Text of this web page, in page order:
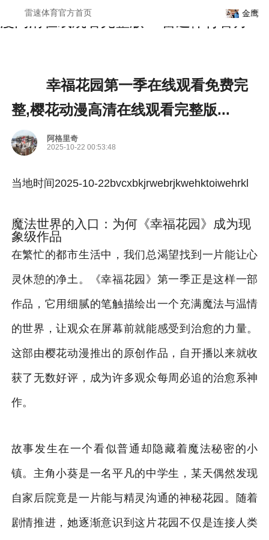
幸福花园第一季在线观看免费完整,樱花动
漫高清在线观看完整版...-雷速体育官方
雷速体育官方首页 金鹰
幸福花园第一季在线观看免费完
整,樱花动漫高清在线观看完整版...
阿格里奇
2025-10-22 00:53:48
当地时间2025-10-22bvcxbkjrwebrjkwehktoiwehrkl
魔法世界的入口：为何《幸福花园》成为现
象级作品
在繁忙的都市生活中，我们总渴望找到一片能让心
灵休憩的净土。《幸福花园》第一季正是这样一部
作品，它用细腻的笔触描绘出一个充满魔法与温情
的世界，让观众在屏幕前就能感受到治愈的力量。
这部由樱花动漫推出的原创作品，自开播以来就收
获了无数好评，成为许多观众每周必追的治愈系神
作。
故事发生在一个看似普通却隐藏着魔法秘密的小
镇。主角小葵是一名平凡的中学生，某天偶然发现
自家后院竟是一片能与精灵沟通的神秘花园。随着
剧情推进，她逐渐意识到这片花园不仅是连接人类